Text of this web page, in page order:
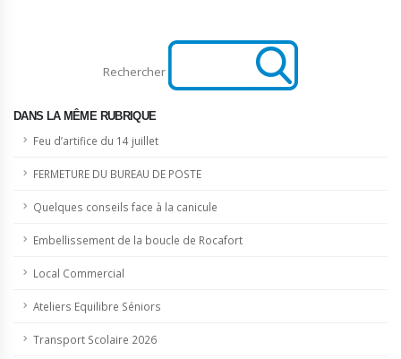
Rechercher
DANS LA MÊME RUBRIQUE
Feu d’artifice du 14 juillet
FERMETURE DU BUREAU DE POSTE
Quelques conseils face à la canicule
Embellissement de la boucle de Rocafort
Local Commercial
Ateliers Equilibre Séniors
Transport Scolaire 2026